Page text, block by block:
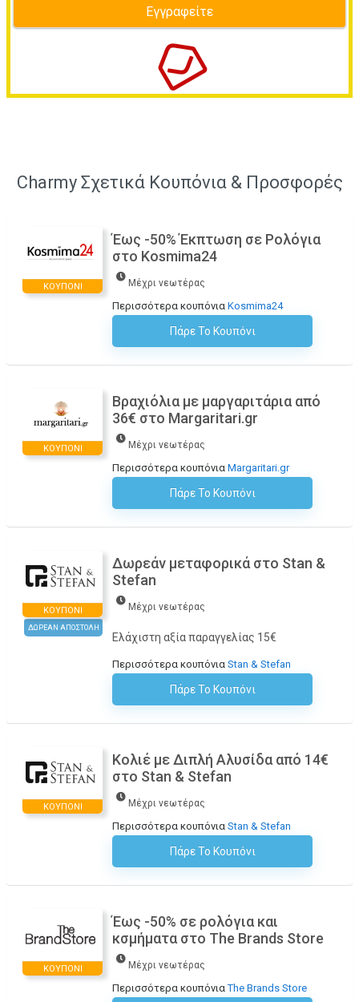
Charmy Σχετικά Κουπόνια & Προσφορές
ΚΟΥΠΌΝΙ
Έως -50% Έκπτωση σε Ρολόγια
στο Kosmima24
Μέχρι νεωτέρας
Περισσότερα κουπόνια Kosmima24
Πάρε Το Κουπόνι
ΚΟΥΠΌΝΙ
Βραχιόλια με μαργαριτάρια από
36€ στο Margaritari.gr
Μέχρι νεωτέρας
Περισσότερα κουπόνια Margaritari.gr
Πάρε Το Κουπόνι
ΚΟΥΠΌΝΙ
ΔΩΡΕΑΝ ΑΠΟΣΤΟΛΗ
Δωρεάν μεταφορικά στο Stan &
Stefan
Μέχρι νεωτέρας
Ελάχιστη αξία παραγγελίας 15€
Περισσότερα κουπόνια Stan & Stefan
Πάρε Το Κουπόνι
ΚΟΥΠΌΝΙ
Κολιέ με Διπλή Αλυσίδα από 14€
στο Stan & Stefan
Μέχρι νεωτέρας
Περισσότερα κουπόνια Stan & Stefan
Πάρε Το Κουπόνι
ΚΟΥΠΌΝΙ
Έως -50% σε ρολόγια και
κσμήματα στο The Brands Store
Μέχρι νεωτέρας
Περισσότερα κουπόνιαThe Brands Store